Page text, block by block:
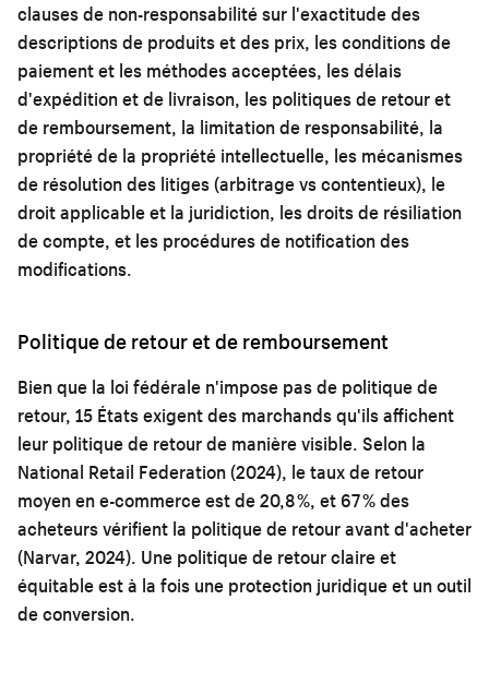
clauses de non-responsabilité sur l'exactitude des
descriptions de produits et des prix, les conditions de
paiement et les méthodes acceptées, les délais
d'expédition et de livraison, les politiques de retour et
de remboursement, la limitation de responsabilité, la
propriété de la propriété intellectuelle, les mécanismes
de résolution des litiges (arbitrage vs contentieux), le
droit applicable et la juridiction, les droits de résiliation
de compte, et les procédures de notification des
modifications.
Politique de retour et de remboursement
Bien que la loi fédérale n'impose pas de politique de
retour, 15 États exigent des marchands qu'ils affichent
leur politique de retour de manière visible. Selon la
National Retail Federation (2024), le taux de retour
moyen en e-commerce est de 20,8 %, et 67 % des
acheteurs vérifient la politique de retour avant d'acheter
(Narvar, 2024). Une politique de retour claire et
équitable est à la fois une protection juridique et un outil
de conversion.